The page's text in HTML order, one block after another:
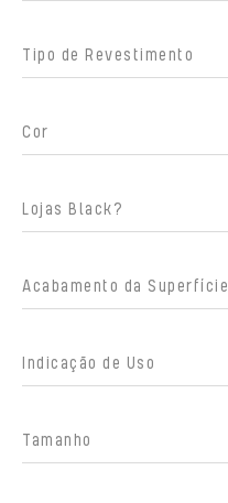
Tipo de Revestimento
Cor
Lojas Black?
Acabamento da Superfície
Indicação de Uso
Tamanho